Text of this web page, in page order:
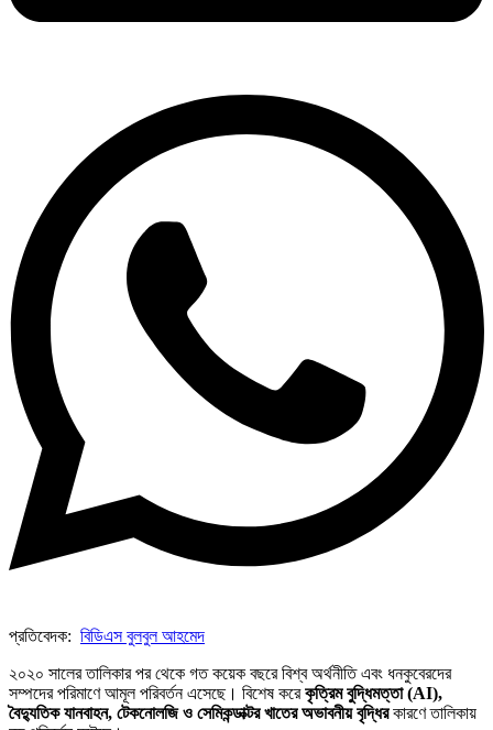
প্রতিবেদক: বিডিএস বুলবুল আহমেদ
২০২০ সালের তালিকার পর থেকে গত কয়েক বছরে বিশ্ব অর্থনীতি এবং ধনকুবেরদের
সম্পদের পরিমাণে আমূল পরিবর্তন এসেছে। বিশেষ করেকৃত্রিম বুদ্ধিমত্তা (AI),
বৈদ্যুতিক যানবাহন, টেকনোলজি ও সেমিকন্ডাক্টর খাতের অভাবনীয় বৃদ্ধিরকারণে তালিকায়